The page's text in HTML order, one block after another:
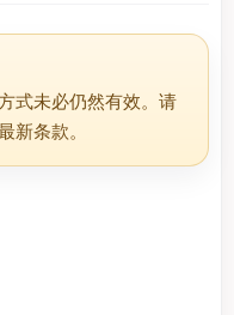
式未必仍然有效。请
新条款。